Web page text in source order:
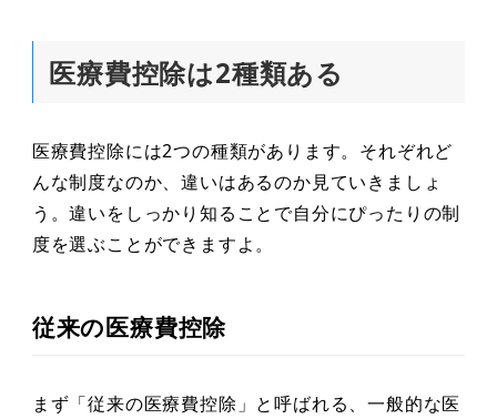
医療費控除は2種類ある
医療費控除には2つの種類があります。それぞれど
んな制度なのか、違いはあるのか見ていきましょ
う。違いをしっかり知ることで自分にぴったりの制
度を選ぶことができますよ。
従来の医療費控除
まず「従来の医療費控除」と呼ばれる、一般的な医